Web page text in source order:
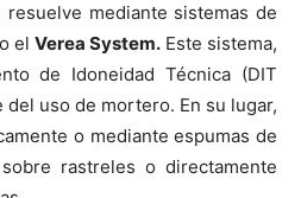
mediante sistemas de
el Verea System. Este sistema,
de Idoneidad Técnica (DIT
uso de mortero. En su lugar,
o mediante espumas de
rastreles o directamente